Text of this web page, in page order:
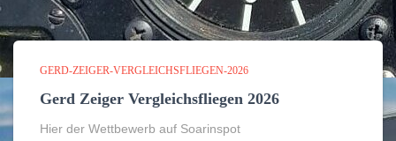
GERD-ZEIGER-VERGLEICHSFLIEGEN-2026
Gerd Zeiger Vergleichsfliegen 2026
Hier der Wettbewerb auf Soarinspot